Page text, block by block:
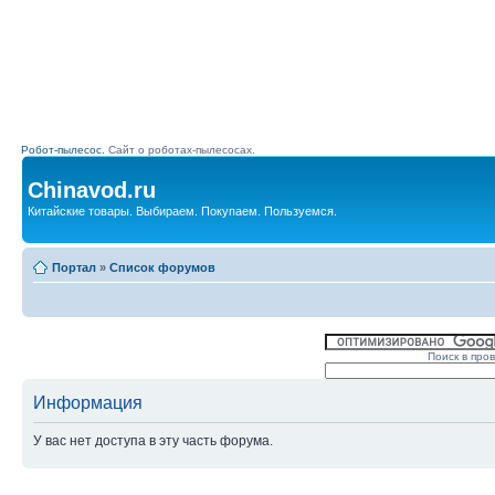
Робот-пылесос. Сайт о роботах-пылесосах.
Chinavod.ru
Китайские товары. Выбираем. Покупаем. Пользуемся.
Портал » Список форумов
Поиск в
Информация
У вас нет доступа в эту часть форума.